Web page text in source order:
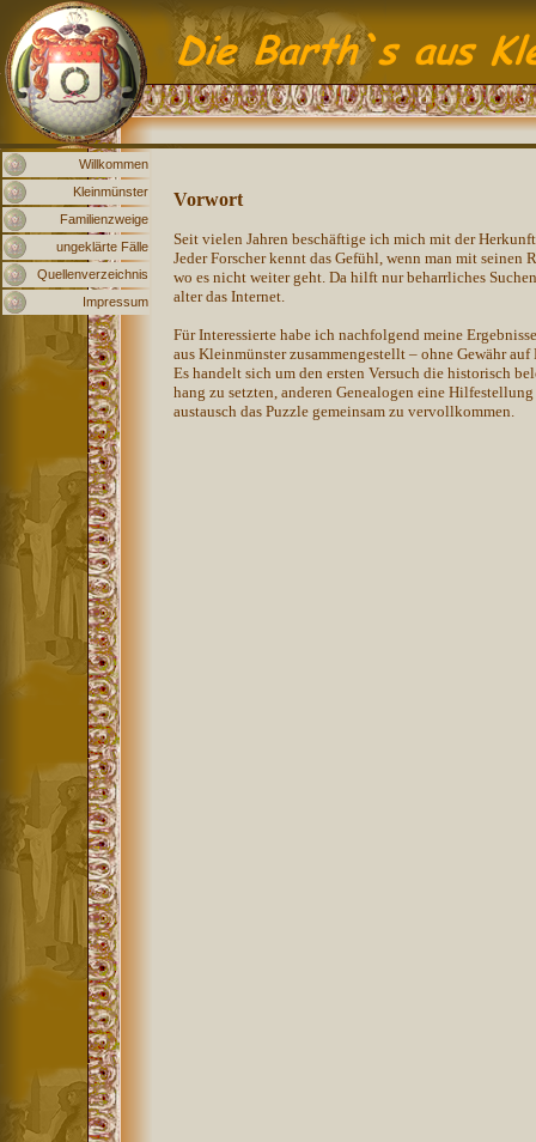
Willkommen
Kleinmünster
Familienzweige
ungeklärte Fälle
Quellenverzeichnis
Impressum
Vorwort
Seit vielen Jahren beschäftige ich mich mit der
Jeder Forscher kennt das Gefühl, wenn man mit seinen
wo es nicht weiter geht. Da hilft nur beharrliches
alter das Internet.
Für Interessierte habe ich nachfolgend meine
aus Kleinmünster zusammengestellt – ohne Gewähr
Es handelt sich um den ersten Versuch die historisch
hang zu setzten, anderen Genealogen eine
austausch das Puzzle gemeinsam zu vervollkommen.